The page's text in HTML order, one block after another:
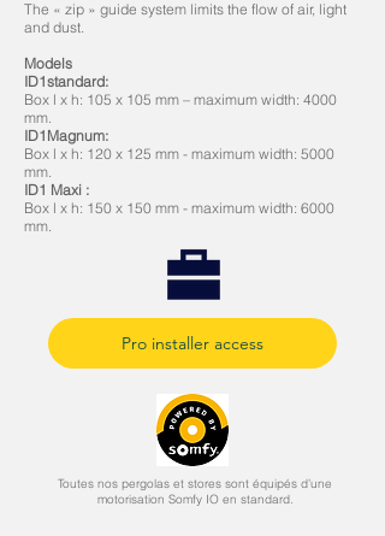
The « zip » guide system limits the flow of air, light
and dust.
Models
ID1standard:
Box l x h: 105 x 105 mm – maximum width: 4000
mm.
ID1Magnum:
Box l x h: 120 x 125 mm - maximum width: 5000
mm.
ID1 Maxi :
Box l x h: 150 x 150 mm - maximum width: 6000
mm.
Pro installer access
Toutes nos pergolas et stores sont équipés d’une
motorisation Somfy IO en standard.